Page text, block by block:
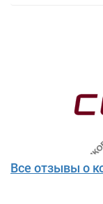
Все отзывы о